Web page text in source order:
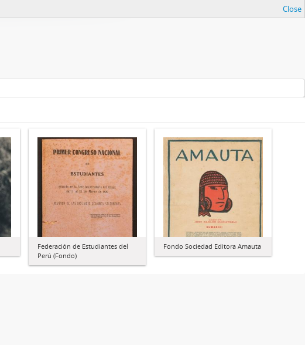
Close
Federación de Estudiantes del
Perú (Fondo)
Fondo Sociedad Editora Amauta